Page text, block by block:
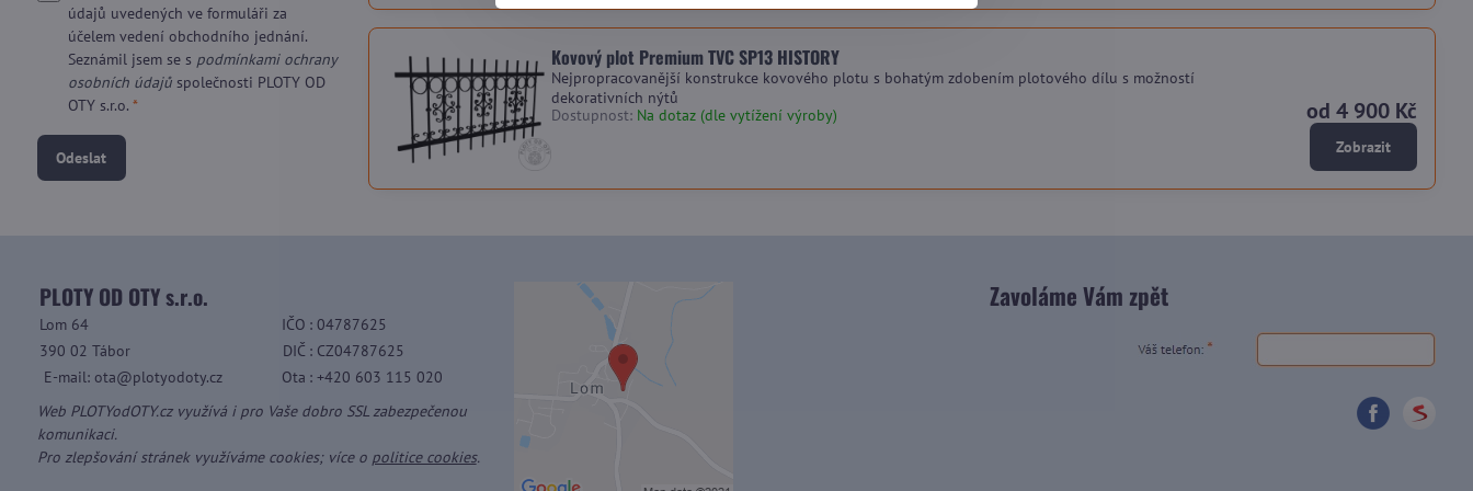
Kovový plot Premium TVC SP13 HISTORY
Nejpropracovanější konstrukce kovového plotu s bohatým zdobením plotového dílu s možností
dekorativních nýtů
Dostupnost: Na dotaz (dle vytížení výroby) od 4 900 Kč
Zobrazit
údajů uvedených ve formuláři za
účelem vedení obchodního jednání.
Seznámil jsem se s podmínkami ochrany
osobních údajů společnosti PLOTY OD
OTY s.r.o. *
Odeslat
PLOTY OD OTY s.r.o.
Lom 64 IČO : 04787625
390 02 Tábor
DIČ : CZ04787625
E-mail: ota@plotyodoty.cz
Ota : +420 603 115 020
Web PLOTYodOTY.cz využívá i pro Vaše dobro SSL zabezpečenou
komunikaci.
Pro zlepšování stránek využíváme cookies; více o politice cookies.
Zavoláme Vám zpět